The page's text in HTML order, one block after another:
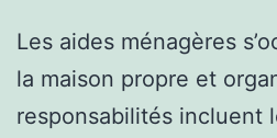
Les aides ménagères
la maison propre et
responsabilités incluent